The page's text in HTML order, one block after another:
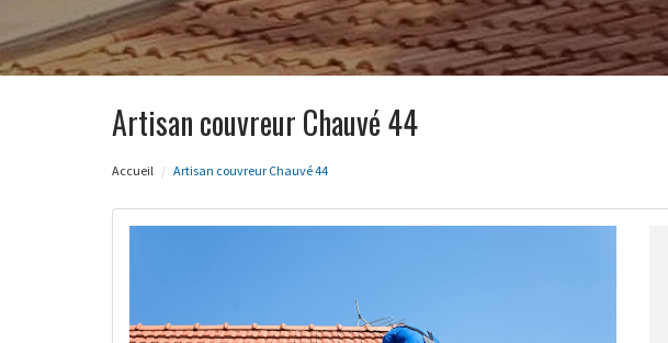
Artisan couvreur Chauvé 44
Accueil Artisan couvreur Chauvé 44